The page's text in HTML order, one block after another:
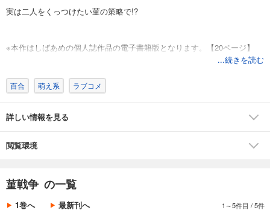
実は二人をくっつけたい菫の策略で!?
※本作はしばあめの個人誌作品の電子書籍版となります。【20ページ】
...続きを読む
百合 萌え系 ラブコメ
詳しい情報を見る
閲覧環境
菫戦争 の一覧
1巻へ 最新刊へ 1～5件目 /5件